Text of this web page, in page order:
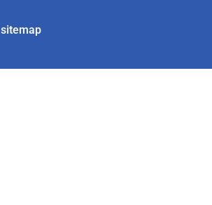
sitemap